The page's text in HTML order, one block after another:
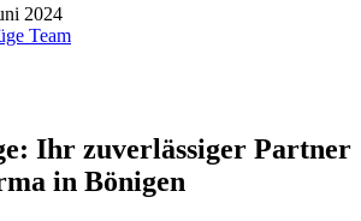
2024
Team
Ihr zuverlässiger Partner
in Bönigen